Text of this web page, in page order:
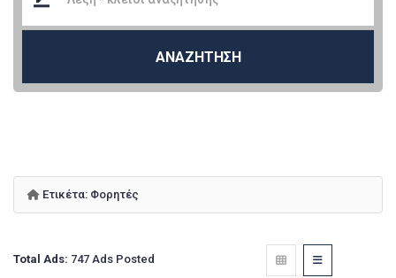
ΑΝΑΖΗΤΗΣΗ
Ετικέτα: Φορητές
Total Ads: 747 Ads Posted